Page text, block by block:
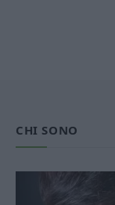
CHI SONO